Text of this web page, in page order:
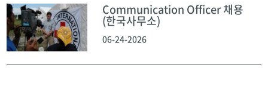
Communication Officer 채용
(한국사무소)
06-24-2026